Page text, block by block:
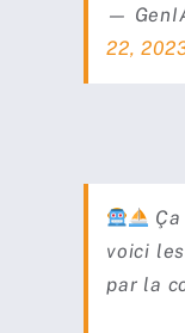
—
22,
voici
par la